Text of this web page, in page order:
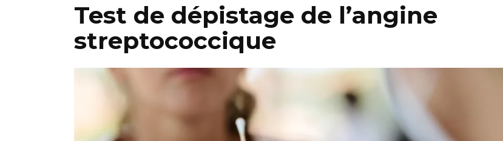
Test de dépistage de l’angine
streptococcique